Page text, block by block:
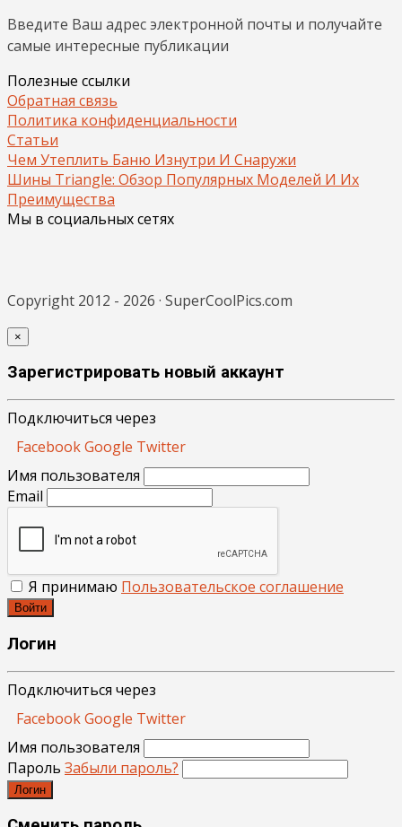
Введите Ваш адрес электронной почты и получайте
самые интересные публикации
Полезные ссылки
Обратная связь
Политика конфиденциальности
Статьи
Чем Утеплить Баню Изнутри И Снаружи
Шины Triangle: Обзор Популярных Моделей И Их
Преимущества
Мы в социальных сетях
Copyright 2012 - 2026 · SuperCoolPics.com
×
Зарегистрировать новый аккаунт
Подключиться через
FacebookGoogle Twitter
Имя пользователя
Email
Я принимаю Пользовательское соглашение
Войти
Логин
Подключиться через
FacebookGoogle Twitter
Имя пользователя
Пароль Забыли пароль?
Логин